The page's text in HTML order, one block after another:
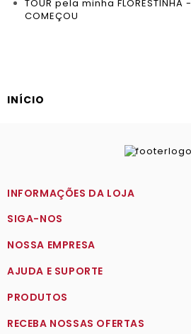
TOUR pela minha FLORESTINHA
COMEÇOU
INÍCIO
INFORMAÇÕES DA LOJA
SIGA-NOS
NOSSA EMPRESA
AJUDA E SUPORTE
PRODUTOS
RECEBA NOSSAS OFERTAS